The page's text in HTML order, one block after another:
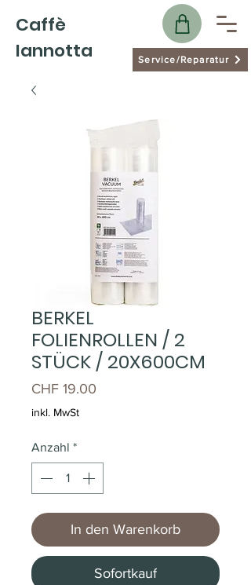
Caffè
Iannotta
Service/Reparatur
BERKEL
FOLIENROLLEN / 2
STÜCK / 20X600CM
CHF 19.00
inkl. MwSt
Anzahl *
In den Warenkorb
Sofortkauf